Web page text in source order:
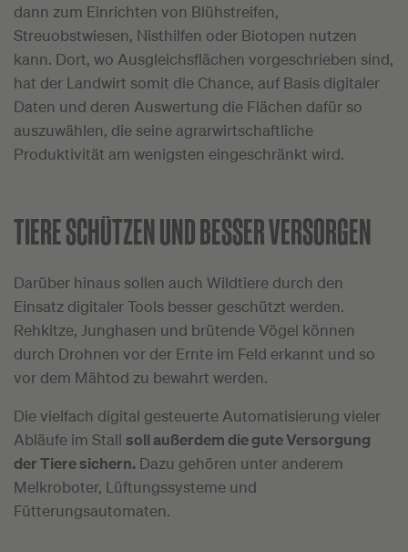
dann zum Einrichten von Blühstreifen,
Streuobstwiesen, Nisthilfen oder Biotopen nutzen
kann. Dort, wo Ausgleichsflächen vorgeschrieben sind,
hat der Landwirt somit die Chance, auf Basis digitaler
Daten und deren Auswertung die Flächen dafür so
auszuwählen, die seine agrarwirtschaftliche
Produktivität am wenigsten eingeschränkt wird.
TIERE SCHÜTZEN UND BESSER VERSORGEN
Darüber hinaus sollen auch Wildtiere durch den
Einsatz digitaler Tools besser geschützt werden.
Rehkitze, Junghasen und brütende Vögel können
durch Drohnen vor der Ernte im Feld erkannt und so
vor dem Mähtod zu bewahrt werden.
Die vielfach digital gesteuerte Automatisierung vieler
Abläufe im Stall soll außerdem die gute Versorgung
der Tiere sichern. Dazu gehören unter anderem
Melkroboter, Lüftungssysteme und
Fütterungsautomaten.